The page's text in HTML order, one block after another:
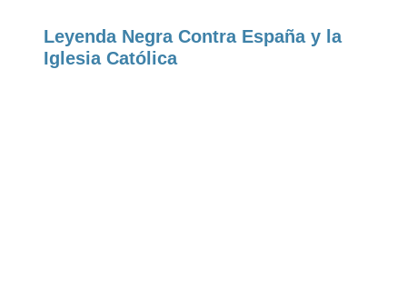
Leyenda Negra Contra España y la
Iglesia Católica